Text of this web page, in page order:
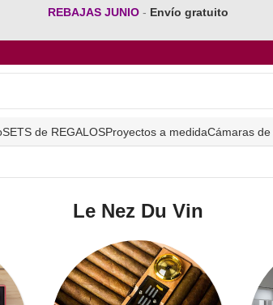
REBAJAS JUNIO - Envío gratuito
SETS de REGALOSProyectos a medidaCámaras
Le Nez Du Vin